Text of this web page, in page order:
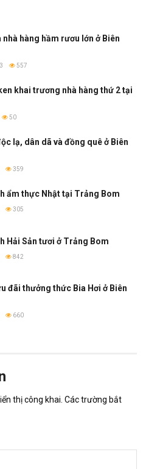
hàng hầm rươu lớn ở Biên
557
khai trương nhà hàng thứ 2 tại
50
lạ, dân dã và đồng quê ở Biên
359
ẩm thực Nhật tại Trảng Bom
305
Hải Sản tươi ở Trảng Bom
842
đãi thưởng thức Bia Hơi ở Biên
660
thị công khai. Các trường bắt